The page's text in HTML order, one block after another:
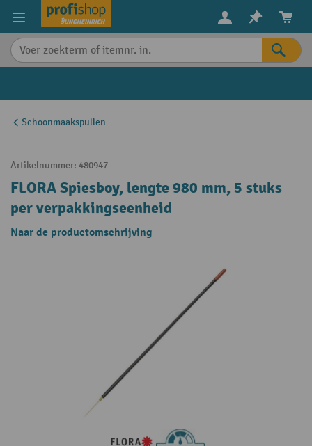
content
Schoonmaakspullen
Artikelnummer: 480947
FLORA Spiesboy, lengte 980 mm, 5 stuks
per verpakkingseenheid
Naar de productomschrijving